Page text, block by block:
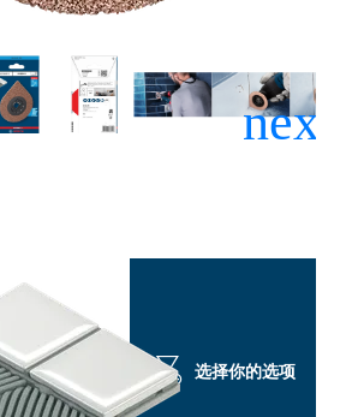
选择你的选项